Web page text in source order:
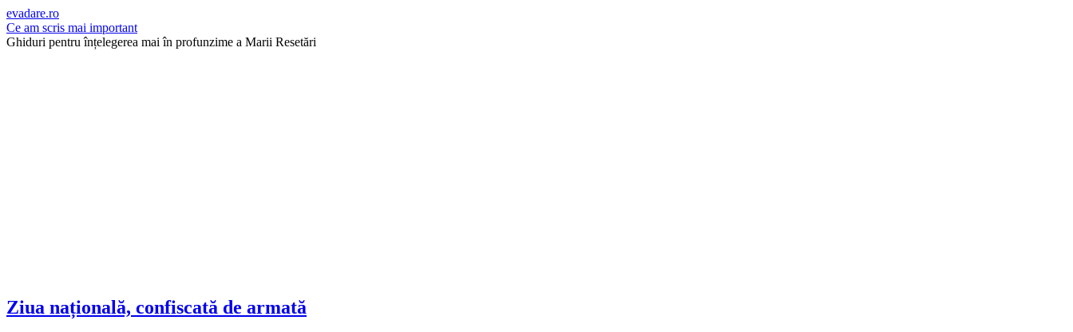
evadare.ro
Ce am scris mai important
Ghiduri pentru înțelegerea mai în profunzime a Marii Resetări
Ziua națională, confiscată de armată